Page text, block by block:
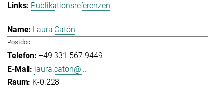
Publikationsreferenzen
Laura Catón
Postdoc
+49 331 567-9449
laura.caton@...
K-0.228